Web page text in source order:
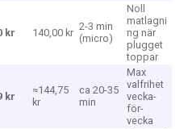
kr 140,00 kr
2-3 min
(micro)
Noll
matlagni
ng när
plugget
toppar
kr
≈144,75
kr
ca 20-35
min
Max
valfrihet
vecka-
för-
vecka